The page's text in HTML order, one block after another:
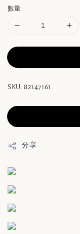
數量
SKU: 82147161
分享